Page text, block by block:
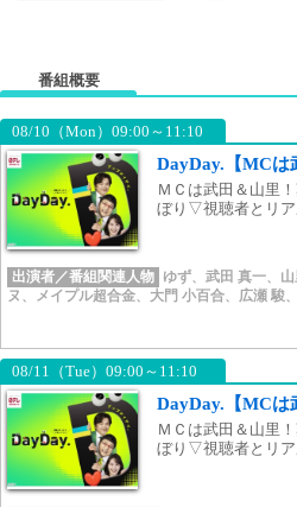
番組概要
08/10（Mon）09:00～11:10
DayDay.【MCは
ＭＣは武田＆山里
ぼり▽視聴者とリ
出演者／番組関連人物 ゆず、 武田 真一、
ヌ 、 メイプル超合金、 大門 小百合、 広瀬 駿、
08/11（Tue）09:00～11:10
DayDay.【MCは
ＭＣは武田＆山里
ぼり▽視聴者とリ